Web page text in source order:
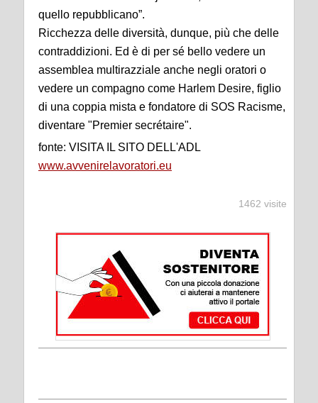
quello repubblicano”.
Ricchezza delle diversità, dunque, più che delle
contraddizioni. Ed è di per sé bello vedere un
assemblea multirazziale anche negli oratori o
vedere un compagno come Harlem Desire, figlio
di una coppia mista e fondatore di SOS Racisme,
diventare "Premier secrétaire".
fonte: VISITA IL SITO DELL'ADL
www.avvenirelavoratori.eu
1462 visite